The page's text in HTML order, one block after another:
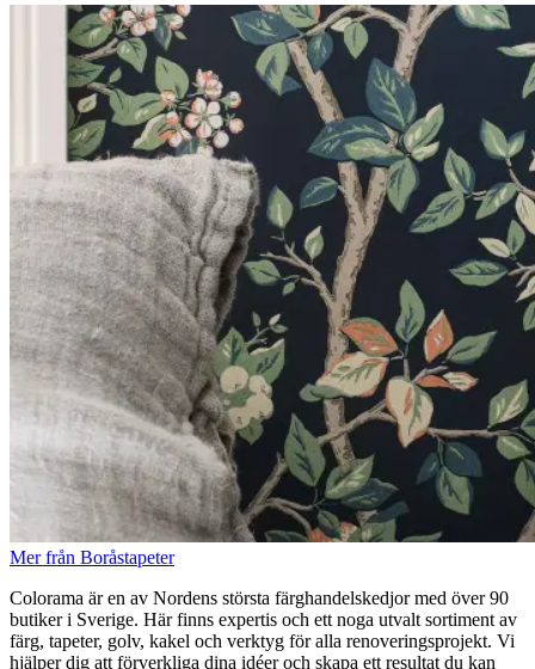
Mer från Boråstapeter
Colorama är en av Nordens största färghandelskedjor med över 90
butiker i Sverige. Här finns expertis och ett noga utvalt sortiment av
färg, tapeter, golv, kakel och verktyg för alla renoveringsprojekt. Vi
hjälper dig att förverkliga dina idéer och skapa ett resultat du kan